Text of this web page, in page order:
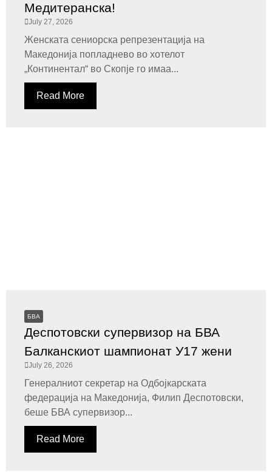
Медитеранска!
July 27, 2026
Женската сениорска репрезентација на
Македонија попладнево во хотелот
„Континентал“ во Скопје го имаа...
Read More
БВА
Деспотовски супервизор на БВА
Балканскиот шампионат У17 жени
July 26, 2026
Генералниот секретар на Одбојкарската
федерација на Македонија, Филип Деспотовски,
беше БВА супервизор...
Read More